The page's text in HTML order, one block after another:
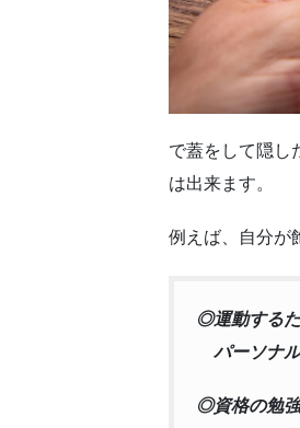
で蓋をして隠し
は出来ます。
例えば、自分が
◎運動する
パーソナル
◎資格の勉